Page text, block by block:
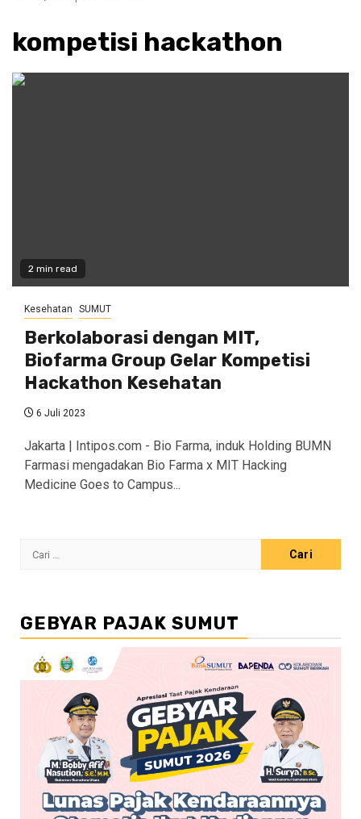
kompetisi hackathon
2 min read
Kesehatan SUMUT
Berkolaborasi dengan MIT,
Biofarma Group Gelar Kompetisi
Hackathon Kesehatan
6 Juli 2023
Jakarta | Intipos.com - Bio Farma, induk Holding BUMN
Farmasi mengadakan Bio Farma x MIT Hacking
Medicine Goes to Campus...
Cari
GEBYAR PAJAK SUMUT